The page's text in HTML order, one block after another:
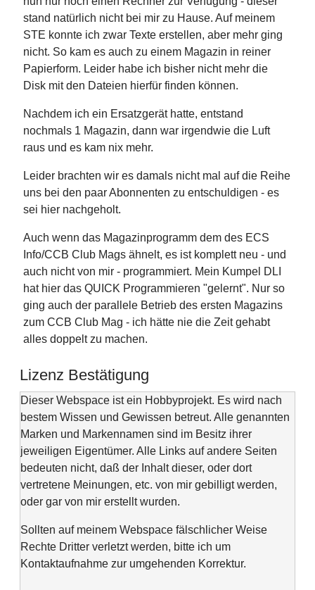
stand natürlich nicht bei mir zu Hause. Auf meinem
STE konnte ich zwar Texte erstellen, aber mehr ging
nicht. So kam es auch zu einem Magazin in reiner
Papierform. Leider habe ich bisher nicht mehr die
Disk mit den Dateien hierfür finden können.
Nachdem ich ein Ersatzgerät hatte, entstand
nochmals 1 Magazin, dann war irgendwie die Luft
raus und es kam nix mehr.
Leider brachten wir es damals nicht mal auf die Reihe
uns bei den paar Abonnenten zu entschuldigen - es
sei hier nachgeholt.
Auch wenn das Magazinprogramm dem des ECS
Info/CCB Club Mags ähnelt, es ist komplett neu - und
auch nicht von mir - programmiert. Mein Kumpel DLI
hat hier das QUICK Programmieren "gelernt". Nur so
ging auch der parallele Betrieb des ersten Magazins
zum CCB Club Mag - ich hätte nie die Zeit gehabt
alles doppelt zu machen.
Lizenz Bestätigung
Dieser Webspace ist ein Hobbyprojekt. Es wird nach
bestem Wissen und Gewissen betreut. Alle genannten
Marken und Markennamen sind im Besitz ihrer
jeweiligen Eigentümer. Alle Links auf andere Seiten
bedeuten nicht, daß der Inhalt dieser, oder dort
vertretene Meinungen, etc. von mir gebilligt werden,
oder gar von mir erstellt wurden.
Sollten auf meinem Webspace fälschlicher Weise
Rechte Dritter verletzt werden, bitte ich um
Kontaktaufnahme zur umgehenden Korrektur.